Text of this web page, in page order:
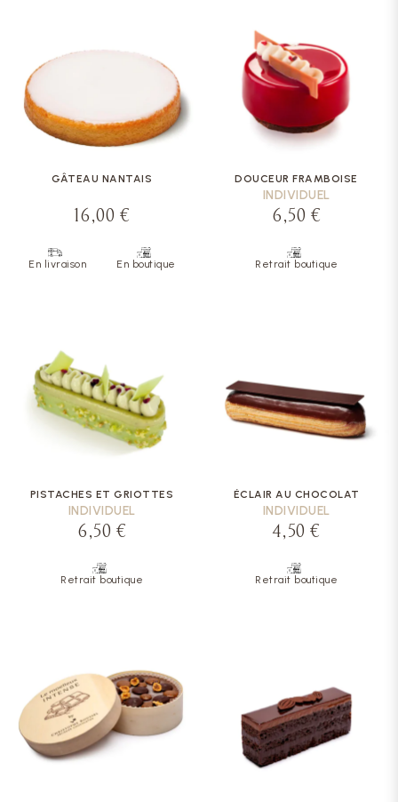
GÂTEAU NANTAIS
16,00 €
En livraison En boutique
DOUCEUR FRAMBOISE
INDIVIDUEL
6,50 €
Retrait boutique
PISTACHES ET GRIOTTES
INDIVIDUEL
6,50 €
Retrait boutique
ÉCLAIR AU CHOCOLAT
INDIVIDUEL
4,50 €
Retrait boutique